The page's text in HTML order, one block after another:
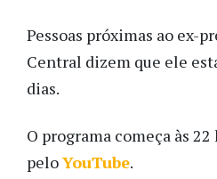
Pessoas próximas ao ex-
Central dizem que ele
dias.
O programa começa às
peloYouTube.